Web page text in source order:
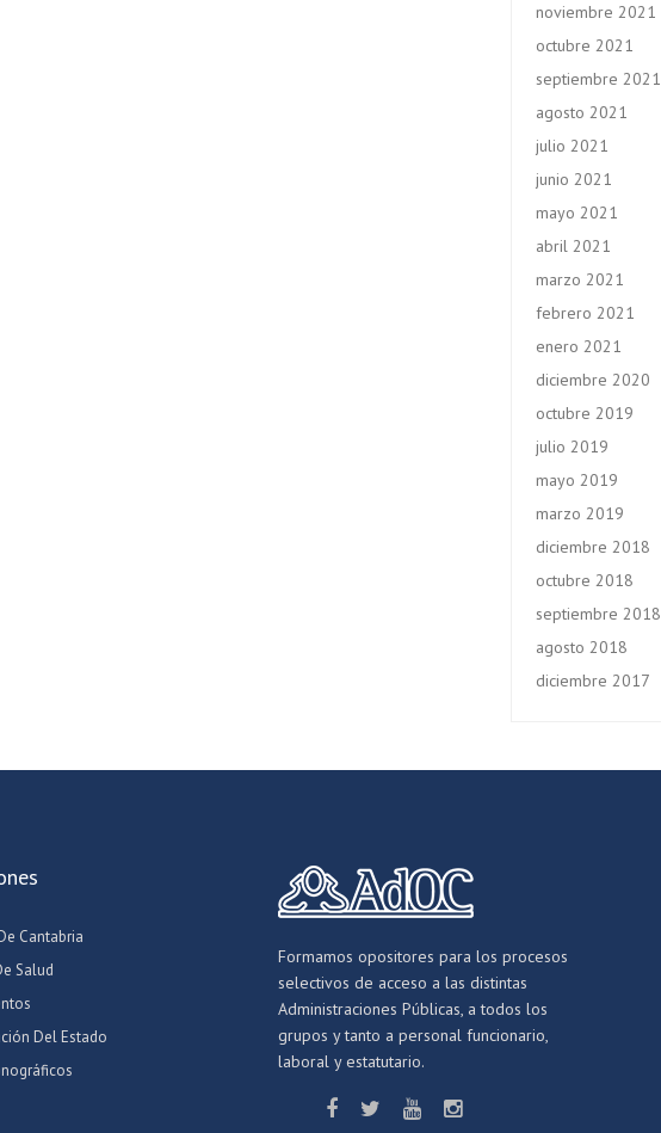
noviembre 2021
octubre 2021
septiembre 2021
agosto 2021
julio 2021
junio 2021
mayo 2021
abril 2021
marzo 2021
febrero 2021
enero 2021
diciembre 2020
octubre 2019
julio 2019
mayo 2019
marzo 2019
diciembre 2018
octubre 2018
septiembre 2018
agosto 2018
diciembre 2017
Cantabria
Salud
Del Estado
Formamos opositores para los procesos
selectivos de acceso a las distintas
Administraciones Públicas, a todos los
grupos y tanto a personal funcionario,
laboral y estatutario.